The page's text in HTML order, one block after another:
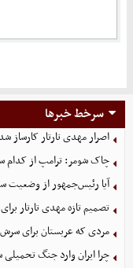
سرخط خبرها
اصرار مهدی تارتار کارساز
چاک شومر: ترامپ از کدام
آیا رئیس‌جمهور از وضعیت
تصمیم تازه مهدی تارتار
مردی که عربستان برای سرش ۵ میلیون دلار جایزه گذاشت
چرا ایران وارد جنگ